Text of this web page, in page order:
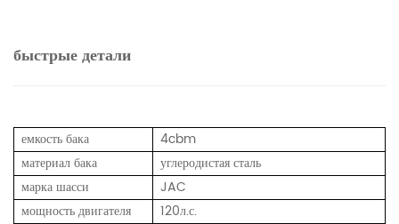
быстрые детали
емкость бака
4cbm
материал бака
углеродистая сталь
марка шасси
JAC
мощность двигателя
120л.с.